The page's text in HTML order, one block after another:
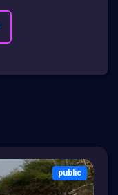
public